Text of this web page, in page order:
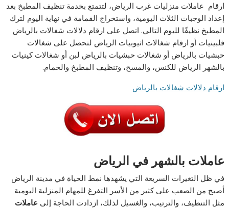
ارقام عاملات منزليات غرب الرياض، لتتمتع بخدمة تنظيف المطبخ بعد
إعداد الوجبات الثلاث اليومية، واستخراج القمامة في نهاية اليوم لترك
المطبخ نظيفًا لليوم التالي. اتصل على ارقام دلالات شغالات بالرياض
فلبينيات أو ارقام شغالات اثيوبيات الرياض لتحصل على شغالات
حبشيات بالرياض أو شغالات حبشيات بالرياض لبن أو شغالات كينيات
بالشهر الرياض للكنس، والمسح، وتنظيف المطبخ والحمام.
ارقام دلالات شغالات بالرياض
عاملات بالشهر في الرياض
في ظل التغيرات السريعة التي يشهدها نمط الحياة في مدينة الرياض
أصبح من الصعب على كثير من الأسر التفرغ للمهام المنزلية اليومية
مثل التنظيف، والترتيب، والغسيل لذلك، ازدادت الحاجة إلى عاملات